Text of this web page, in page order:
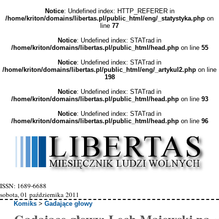
Notice: Undefined index: HTTP_REFERER in
/home/kriton/domains/libertas.pl/public_html/eng/_statystyka.php on
line 77
Notice: Undefined index: STATrad in
/home/kriton/domains/libertas.pl/public_html/head.phpon line 55
Notice: Undefined index: STATrad in
/home/kriton/domains/libertas.pl/public_html/eng/_artykul2.php on line
198
Notice: Undefined index: STATrad in
/home/kriton/domains/libertas.pl/public_html/head.phpon line 93
Notice: Undefined index: STATrad in
/home/kriton/domains/libertas.pl/public_html/head.phpon line 96
ISSN: 1689-6688
sobota, 01 października 2011
Komiks >Gadające głowy